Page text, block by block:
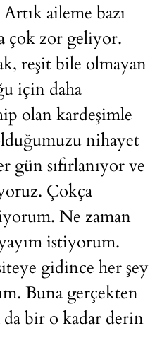
aileme bazı
çok zor geliyor.
reşit bile olmayan
için daha
olan kardeşimle
nihayet
gün sıfırlanıyor ve
Çokça
Ne zaman
istiyorum.
gidince her şey
Buna gerçekten
da bir o kadar derin